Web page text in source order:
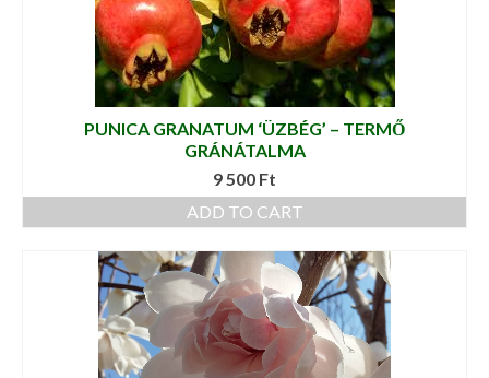
PUNICA GRANATUM ‘ÜZBÉG’ – TERMŐ
GRÁNÁTALMA
9 500 Ft
ADD TO CART